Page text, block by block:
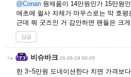
@Conan 원제품이 14만원인가 15만원
애초에 펄사 자체가 마우스로는 막 호평
근데 뭐 굿즈인 거 감안하면 팬들은 크
답글
비슈바크 26-06-19 00:45
한 3~5만원 도네이션한다 치면 가격보